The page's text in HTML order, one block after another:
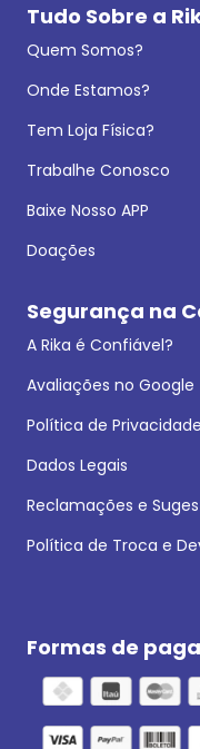
Tudo Sobre a
Quem Somos?
Onde Estamos?
Tem Loja Física?
Trabalhe Conosco
Baixe Nosso APP
Doações
Segurança na
A Rika é Confiável?
Avaliações no Google
Política de Privacidade
Dados Legais
Reclamações e
Política de Troca e
Formas de